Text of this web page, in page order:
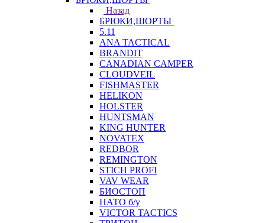
Назад
БРЮКИ,ШОРТЫ
5.11
ANA TACTICAL
BRANDIT
CANADIAN CAMPER
CLOUDVEIL
FISHMASTER
HELIKON
HOLSTER
HUNTSMAN
KING HUNTER
NOVATEX
REDBOR
REMINGTON
STICH PROFI
VAV WEAR
БИОСТОП
НАТО б/у
VICTOR TACTICS